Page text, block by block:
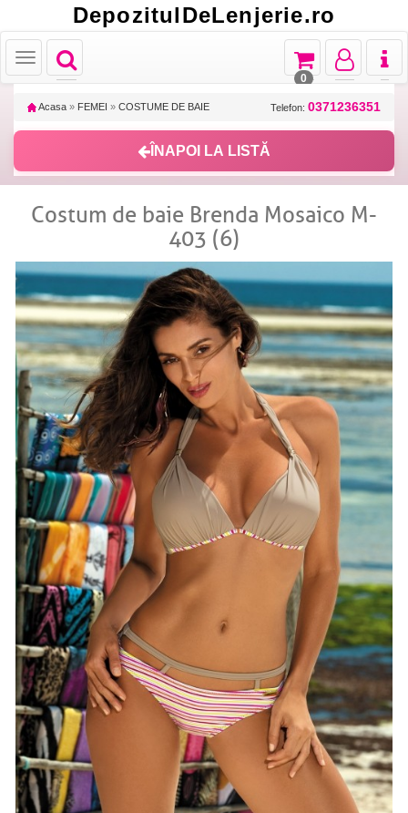
DepozitulDeLenjerie.ro
Toggle
navigation
Toggle
Toggle
navigation
Toggle
navigation
Toggle
navigation
0
Acasa » FEMEI » COSTUME DE BAIE Telefon: 0371236351
ÎNAPOI LA LISTĂ
Costum de baie Brenda Mosaico M-
403 (6)